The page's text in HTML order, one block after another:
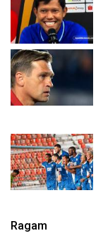
Ragam